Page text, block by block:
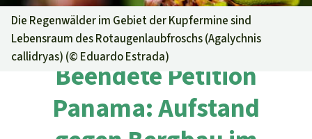
Informieren
Aktuelles
Erfolge
Alle News
Unsere Themen
Der Regenwald
Regenwald Report
Erfolge
Shop
Dringender Spendenaufruf
Regenwald-Urkunden
Fragen & Antworten
Die Regenwälder im Gebiet der Kupfermine sind
Lebensraum des Rotaugenlaubfroschs (Agalychnis
callidryas) (© Eduardo Estrada)
Beendete Petition
Panama: Aufstand